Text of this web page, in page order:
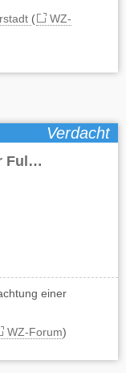
(
WZ-
Verdacht
Rotenburg an der Fulda
einer
WZ-Forum)